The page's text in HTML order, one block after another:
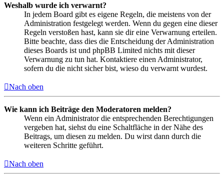
Weshalb wurde ich verwarnt?
In jedem Board gibt es eigene Regeln, die meistens von der
Administration festgelegt werden. Wenn du gegen eine dieser
Regeln verstoßen hast, kann sie dir eine Verwarnung erteilen.
Bitte beachte, dass dies die Entscheidung der Administration
dieses Boards ist und phpBB Limited nichts mit dieser
Verwarnung zu tun hat. Kontaktiere einen Administrator,
sofern du die nicht sicher bist, wieso du verwarnt wurdest.
Nach oben
Wie kann ich Beiträge den Moderatoren melden?
Wenn ein Administrator die entsprechenden Berechtigungen
vergeben hat, siehst du eine Schaltfläche in der Nähe des
Beitrags, um diesen zu melden. Du wirst dann durch die
weiteren Schritte geführt.
Nach oben